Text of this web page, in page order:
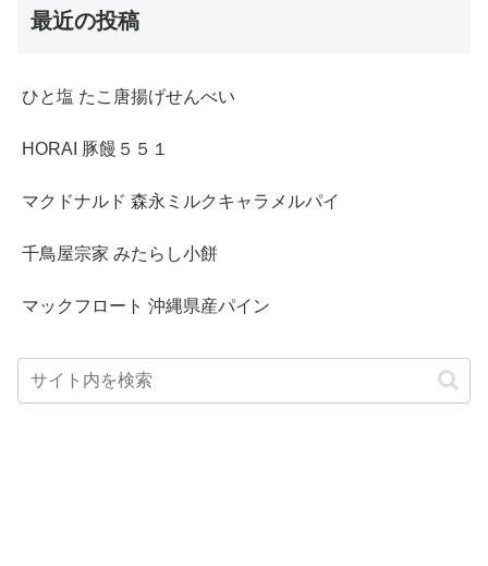
最近の投稿
ひと塩 たこ唐揚げせんべい
HORAI 豚饅５５１
マクドナルド 森永ミルクキャラメルパイ
千鳥屋宗家 みたらし小餅
マックフロート 沖縄県産パイン